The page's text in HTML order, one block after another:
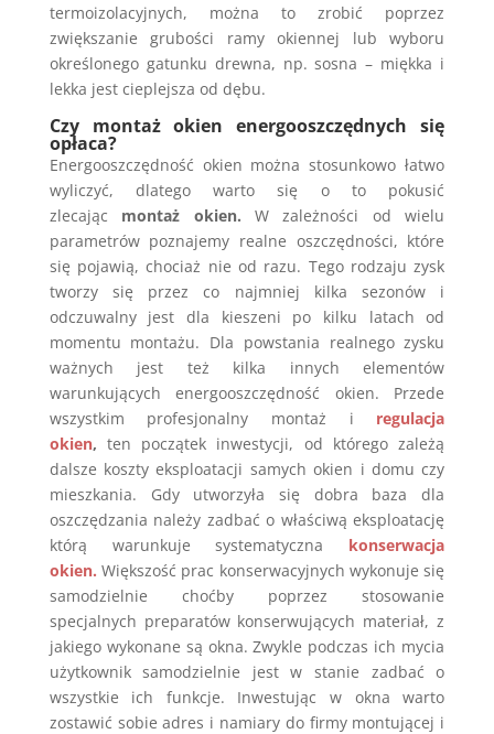
termoizolacyjnych, można to zrobić poprzez
zwiększanie grubości ramy okiennej lub wyboru
określonego gatunku drewna, np. sosna – miękka i
lekka jest cieplejsza od dębu.
Czy montaż okien energooszczędnych się
opłaca?
Energooszczędność okien można stosunkowo łatwo
wyliczyć, dlatego warto się o to pokusić
zlecając
montaż okien.
W zależności od wielu
parametrów poznajemy realne oszczędności, które
się pojawią, chociaż nie od razu. Tego rodzaju zysk
tworzy się przez co najmniej kilka sezonów i
odczuwalny jest dla kieszeni po kilku latach od
momentu montażu. Dla powstania realnego zysku
ważnych jest też kilka innych elementów
warunkujących energooszczędność okien. Przede
wszystkim profesjonalny montaż i
regulacja
okien, ten początek inwestycji, od którego zależą
dalsze koszty eksploatacji samych okien i domu czy
mieszkania. Gdy utworzyła się dobra baza dla
oszczędzania należy zadbać o właściwą eksploatację
którą warunkuje systematyczna
konserwacja
okien. Większość prac konserwacyjnych wykonuje się
samodzielnie choćby poprzez stosowanie
specjalnych preparatów konserwujących materiał, z
jakiego wykonane są okna. Zwykle podczas ich mycia
użytkownik samodzielnie jest w stanie zadbać o
wszystkie ich funkcje. Inwestując w okna warto
zostawić sobie adres i namiary do firmy montującej i